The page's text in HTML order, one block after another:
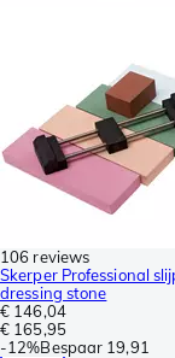
106 reviews
Skerper Professional
dressing stone
€ 146,04
€ 165,95
-12%Bespaar 19,91